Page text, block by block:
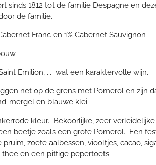
sinds 1812 tot de familie Despagne en
de familie.
Franc en 1% Cabernet Sauvignon
Emilion, ... wat een karaktervolle wijn.
net op de grens met Pomerol en zijn
mergel en blauwe klei.
kleur. Bekoorlijke, zeer
beetje zoals een grote Pomerol. Een
zoete aalbessen, viooltjes, cacao,
en een pittige pepertoets.